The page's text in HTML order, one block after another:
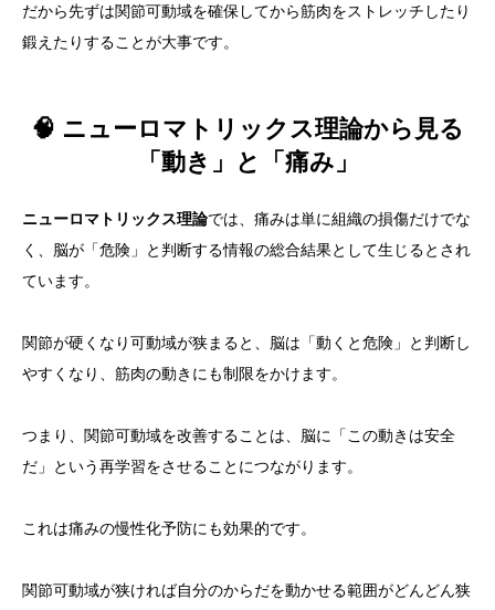
だから先ずは関節可動域を確保してから筋肉をストレッチしたり
鍛えたりすることが大事です。
🧠 ニューロマトリックス理論から見る
「動き」と「痛み」
ニューロマトリックス理論では、痛みは単に組織の損傷だけでな
く、脳が「危険」と判断する情報の総合結果として生じるとされ
ています。
関節が硬くなり可動域が狭まると、脳は「動くと危険」と判断し
やすくなり、筋肉の動きにも制限をかけます。
つまり、関節可動域を改善することは、脳に「この動きは安全
だ」という再学習をさせることにつながります。
これは痛みの慢性化予防にも効果的です。
関節可動域が狭ければ自分のからだを動かせる範囲がどんどん狭